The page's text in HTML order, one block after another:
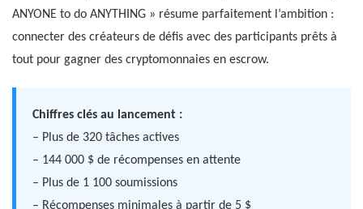
ANYONE to do ANYTHING » résume parfaitement l’ambition :
connecter des créateurs de défis avec des participants prêts à
tout pour gagner des cryptomonnaies en escrow.
Chiffres clés au lancement :
– Plus de 320 tâches actives
– 144 000 $ de récompenses en attente
– Plus de 1 100 soumissions
– Récompenses minimales à partir de 5 $